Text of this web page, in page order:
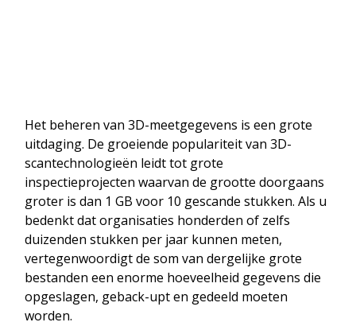
Het beheren van 3D-meetgegevens is een grote
uitdaging. De groeiende populariteit van 3D-
scantechnologieën leidt tot grote
inspectieprojecten waarvan de grootte doorgaans
groter is dan 1 GB voor 10 gescande stukken. Als u
bedenkt dat organisaties honderden of zelfs
duizenden stukken per jaar kunnen meten,
vertegenwoordigt de som van dergelijke grote
bestanden een enorme hoeveelheid gegevens die
opgeslagen, geback-upt en gedeeld moeten
worden.